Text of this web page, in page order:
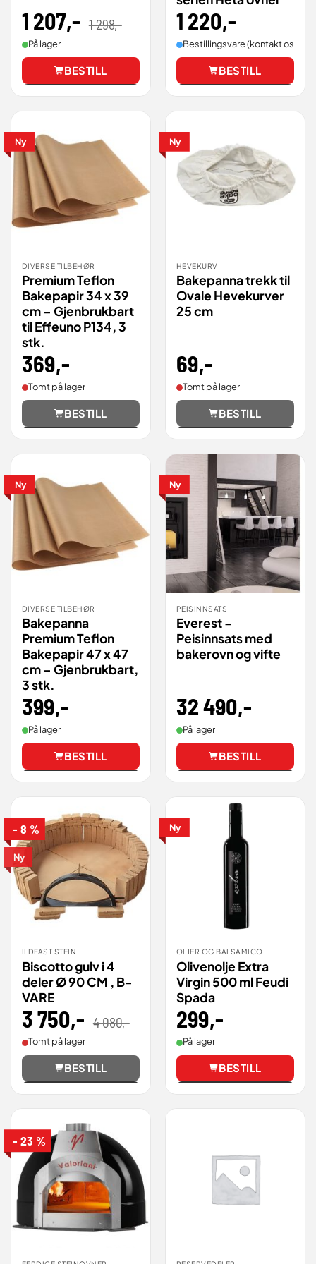
1 207,- 1 298,-
Opprinnelig
Nåværende
På lager
BESTILL
1 220,-
Bestillingsvare (kontakt oss for
BESTILL
Ny
DIVERSE TILBEHØR
Premium Teflon
Bakepapir 34 x 39
cm – Gjenbrukbart
til Effeuno P134, 3
stk.
369,-
Tomt på lager
BESTILL
Ny
HEVEKURV
Bakepanna trekk til
Ovale Hevekurver
25 cm
69,-
Tomt på lager
BESTILL
Ny
DIVERSE TILBEHØR
Bakepanna
Premium Teflon
Bakepapir 47 x 47
cm – Gjenbrukbart,
3 stk.
399,-
På lager
BESTILL
Ny
PEISINNSATS
Everest –
Peisinnsats med
bakerovn og vifte
32 490,-
På lager
BESTILL
- 8 %
Ny
ILDFAST STEIN
Biscotto gulv i 4
deler Ø 90 CM , B-
VARE
3 750,- 4 080,-
Opprinnelig
Nåværende
Tomt på lager
BESTILL
Ny
OLJER OG BALSAMICO
Olivenolje Extra
Virgin 500 ml Feudi
Spada
299,-
På lager
BESTILL
- 23 %